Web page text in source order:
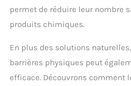
permet de réduire leur nombre
produits chimiques.
En plus des solutions
barrières physiques peut
efficace. Découvrons comment